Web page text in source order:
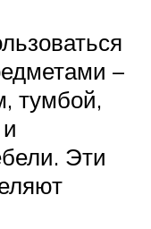
–
тумбой,
Эти